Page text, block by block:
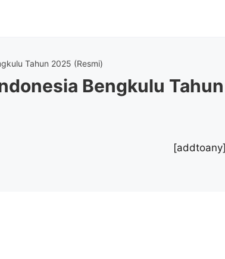
Tahun 2025 (Resmi)
Bengkulu Tahun
[addtoany]